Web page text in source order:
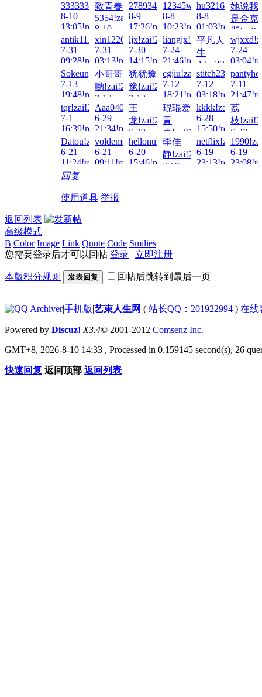
33333337!zai!2026-
8-10
13:05!read!
致青春
5354!zai!2026-
8-10
02:45!read!
2789344423!zai!2026-
8-9
17:26!read!
12345wto!zai!2026-
8-8
10:23!read!
8-8
01:03!read!
她说我
是金克
斯
8-7
antik1111!zai!2026-
7-31
09:28!read!
xin122698!zai!2026-
7-31
03:13!read!
ljx!zai!2026-
7-30
14:15!read!
liangjx!zai!2026-
7-24
21:46!read!
平凡人
生
A!zai!2026-
7-24
18:13!read!
7-24
Sokeung00!zai!2026-
7-13
19:48!read!
小哥哥
哟!zai!2026-
7-13
11:29!read!
犹犹豫
豫!zai!2026-
7-12
23:25!read!
cgjiu!zai!2026-
7-12
18:21!read!
7-12
03:18!read!
7-11
tqr!zai!2026-
7-1
16:39!read!
Aaa040518!zai!2026-
6-29
21:34!read!
王
龙!zai!2026-
6-29
14:38!read!
琨琨爱
青
青!zai!2026-
6-28
17:07!read!
kkkk!zai!2026-
6-28
15:50!read!
荔
枝
6-27
Datou!zai!2026-
6-21
11:24!read!
voldemort!zai!2026-
6-21
09:11!read!
hellonuke!zai!2026-
6-20
15:46!read!
李佳
静!zai!2026-
6-19
netflix!zai!2026-
6-19
23:13!read!
6-19
回复
使用道具 举报
返回列表
高级模式
B Color Image Link Quote Code Smilies
您需要登录后才可以回帖 登录 | 立即注册
本版积分规则 发表回复 回帖后跳转到最后一页
|Archiver|手机版|艺束人生网 ( 站长QQ：201922994 ) 在线
Powered by Discuz! X3.4© 2001-2012 Comsenz Inc.
GMT+8, 2026-8-10 14:33 , Processed in 0.159145 second(s), 26
快速回复 返回顶部 返回列表